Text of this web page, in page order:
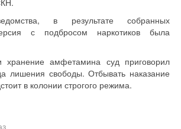
в результате собранных
с подбросом наркотиков была
хранение амфетамина суд приговорил
лишения свободы. Отбывать наказание
в колонии строгого режима.